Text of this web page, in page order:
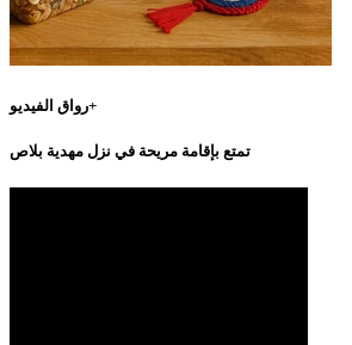
رواق الفيديو+
تمتع بإقامة مريحة في نزل مهدية بلاص